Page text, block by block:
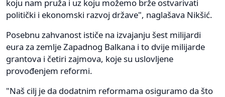
koju nam pruža i uz koju možemo brže ostvarivati
politički i ekonomski razvoj države", naglašava Nikšić.
Posebnu zahvanost ističe na izvajanju šest milijardi
eura za zemlje Zapadnog Balkana i to dvije milijarde
grantova i četiri zajmova, koje su uslovljene
provođenjem reformi.
"Naš cilj je da dodatnim reformama osiguramo da što